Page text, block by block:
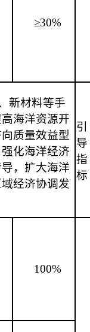
≥30%
新材料等手
海洋资源开
质量效益型
化海洋经济
，扩大海洋
经济协调发
引
导
指
标
100%